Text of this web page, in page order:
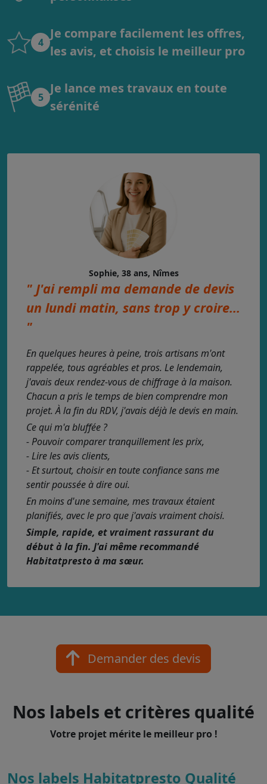
4
Je compare facilement les offres,
les avis, et choisis le meilleur pro
5
Je lance mes travaux en toute
sérénité
Sophie, 38 ans, Nîmes
" J'ai rempli ma demande de devis
un lundi matin, sans trop y croire...
"
En quelques heures à peine, trois artisans m'ont
rappelée, tous agréables et pros. Le lendemain,
j'avais deux rendez-vous de chiffrage à la maison.
Chacun a pris le temps de bien comprendre mon
projet. À la fin du RDV, j'avais déjà le devis en main.
Ce qui m'a bluffée ?
- Pouvoir comparer tranquillement les prix,
- Lire les avis clients,
- Et surtout, choisir en toute confiance sans me
sentir poussée à dire oui.
En moins d'une semaine, mes travaux étaient
planifiés, avec le pro que j'avais vraiment choisi.
Simple, rapide, et vraiment rassurant du
début à la fin. J'ai même recommandé
Habitatpresto à ma sœur.
Demander des devis
Nos labels et critères qualité
Votre projet mérite le meilleur pro !
Nos labels Habitatpresto Qualité